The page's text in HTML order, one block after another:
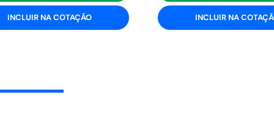
INCLUIR NA COTAÇÃO INCLUIR NA